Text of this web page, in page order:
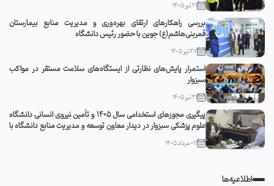
21 تیر 1405
بررسی راهکارهای ارتقای بهره‌وری و مدیریت منابع بیمارستان
قمربنی‌هاشم(ع) جوین با حضور رئیس دانشگاه
27 تیر 1405
استمرار پایش‌های نظارتی از ایستگاه‌های سلامت مستقر در مواکب
سبزوار
21 تیر 1405
پیگیری مجوزهای استخدامی سال ۱۴۰۵ و تأمین نیروی انسانی دانشگاه
علوم پزشکی سبزوار در دیدار معاون توسعه و مدیریت منابع دانشگاه با
مدیرکل منابع انسانی وزارت بهداشت
07 مرداد 1405
اطلاعیه‌ها